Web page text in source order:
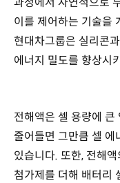
이를 제어하는 기술을
현대차그룹은 실리콘
에너지 밀도를 향상시
전해액은 셀 용량에 큰
줄어들면 그만큼 셀 에
있습니다. 또한, 전해
첨가제를 더해 배터리